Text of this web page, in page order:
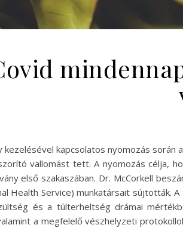
kezelésével kapcsolatos nyomozás
vallomást tett. A nyomozás célja,
első szakaszában. Dr. McCorkell
Health Service) munkatársait sújtották.
és a túlterheltség drámai
a megfelelő vészhelyzeti